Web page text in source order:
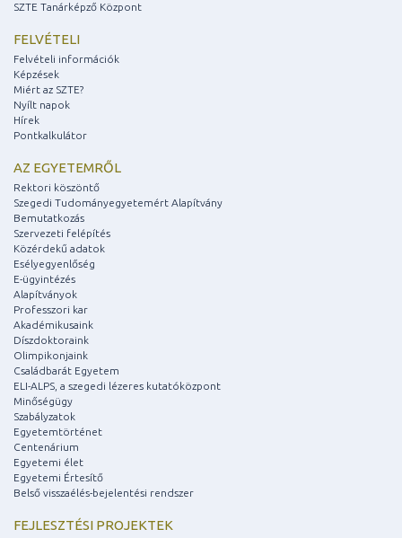
SZTE Tanárképző Központ
FELVÉTELI
Felvételi információk
Képzések
Miért az SZTE?
Nyílt napok
Hírek
Pontkalkulátor
AZ EGYETEMRŐL
Rektori köszöntő
Szegedi Tudományegyetemért Alapítvány
Bemutatkozás
Szervezeti felépítés
Közérdekű adatok
Esélyegyenlőség
E-ügyintézés
Alapítványok
Professzori kar
Akadémikusaink
Díszdoktoraink
Olimpikonjaink
Családbarát Egyetem
ELI-ALPS, a szegedi lézeres kutatóközpont
Minőségügy
Szabályzatok
Egyetemtörténet
Centenárium
Egyetemi élet
Egyetemi Értesítő
Belső visszaélés-bejelentési rendszer
FEJLESZTÉSI PROJEKTEK